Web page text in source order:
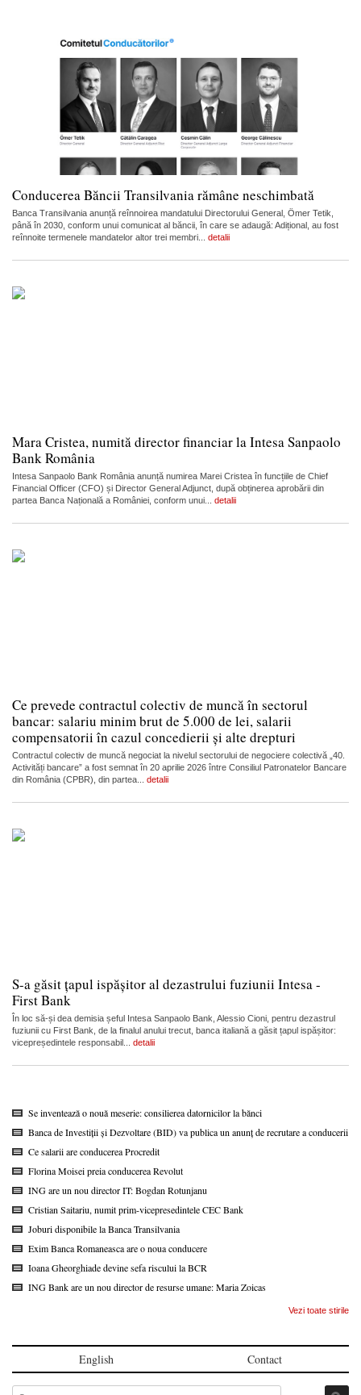
Conducerea Băncii Transilvania rămâne neschimbată
Banca Transilvania anunță reînnoirea mandatului Directorului General, Ömer Tetik,
până în 2030, conform unui comunicat al băncii, în care se adaugă: Adițional, au fost
reînnoite termenele mandatelor altor trei membri... detalii
Mara Cristea, numită director financiar la Intesa Sanpaolo
Bank România
Intesa Sanpaolo Bank România anunță numirea Marei Cristea în funcțiile de Chief
Financial Officer (CFO) și Director General Adjunct, după obținerea aprobării din
partea Banca Națională a României, conform unui... detalii
Ce prevede contractul colectiv de muncă în sectorul
bancar: salariu minim brut de 5.000 de lei, salarii
compensatorii în cazul concedierii și alte drepturi
Contractul colectiv de muncă negociat la nivelul sectorului de negociere colectivă „40.
Activități bancare” a fost semnat în 20 aprilie 2026 între Consiliul Patronatelor Bancare
din România (CPBR), din partea... detalii
S-a găsit țapul ispășitor al dezastrului fuziunii Intesa -
First Bank
În loc să-și dea demisia șeful Intesa Sanpaolo Bank, Alessio Cioni, pentru dezastrul
fuziunii cu First Bank, de la finalul anului trecut, banca italiană a găsit țapul ispășitor:
vicepreședintele responsabil... detalii
Se inventează o nouă meserie: consilierea datornicilor la bănci
Banca de Investiții și Dezvoltare (BID) va publica un anunț de recrutare a conducerii
Ce salarii are conducerea Procredit
Florina Moisei preia conducerea Revolut
ING are un nou director IT: Bogdan Rotunjanu
Cristian Saitariu, numit prim-vicepresedintele CEC Bank
Joburi disponibile la Banca Transilvania
Exim Banca Romaneasca are o noua conducere
Ioana Gheorghiade devine sefa riscului la BCR
ING Bank are un nou director de resurse umane: Maria Zoicas
Vezi toate stirile
English Contact